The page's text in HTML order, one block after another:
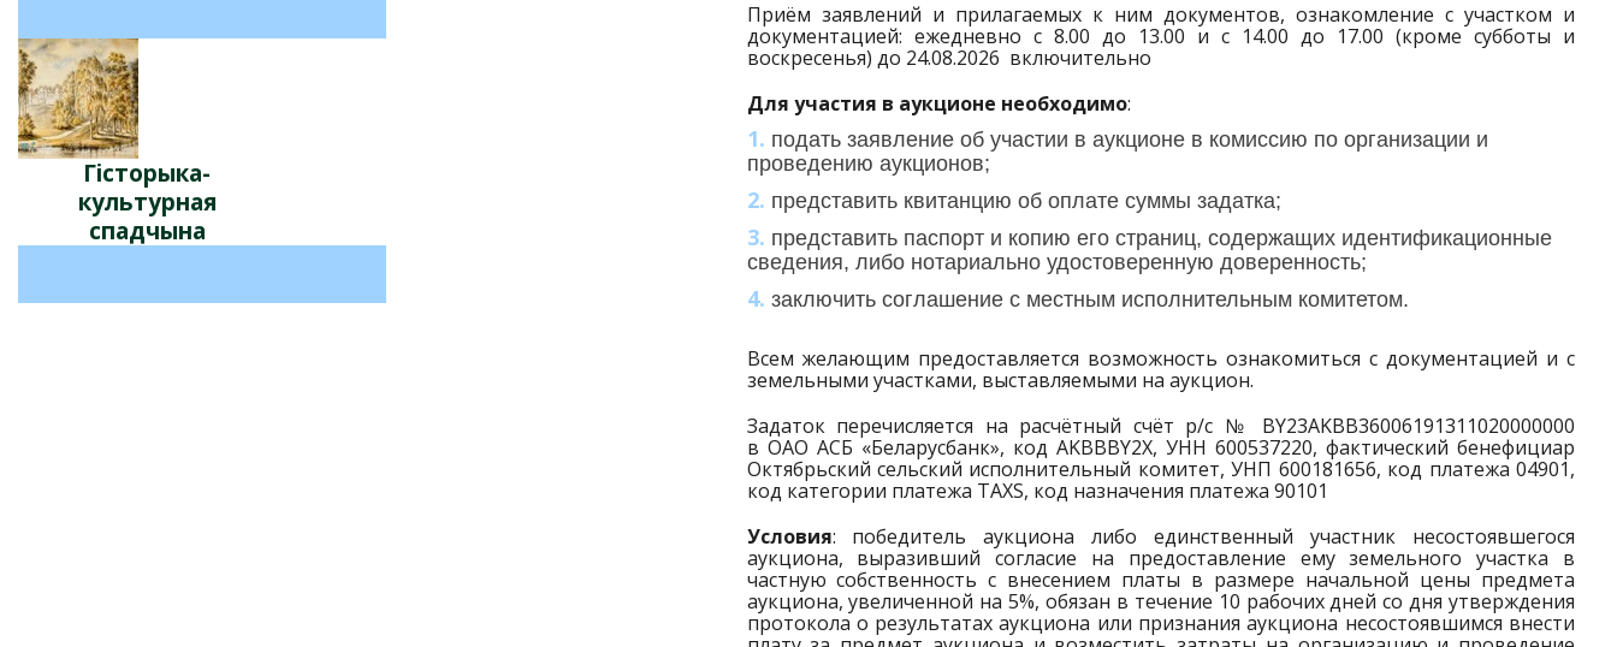
Гісторыка-
культурная
спадчына
Приём заявлений и прилагаемых к ним документов, ознакомление с участком и
документацией: ежедневно с 8.00 до 13.00 и с 14.00 до 17.00 (кроме субботы и
воскресенья) до 24.08.2026 включительно
Для участия в аукционе необходимо:
подать заявление об участии в аукционе в комиссию по организации и
проведению аукционов;
представить квитанцию об оплате суммы задатка;
представить паспорт и копию его страниц, содержащих идентификационные
сведения, либо нотариально удостоверенную доверенность;
заключить соглашение с местным исполнительным комитетом.
Всем желающим предоставляется возможность ознакомиться с документацией и с
земельными участками, выставляемыми на аукцион.
Задаток перечисляется на расчётный счёт р/с № BY23AKBB36006191311020000000
в ОАО АСБ «Беларусбанк», код AKBBBY2X, УНН 600537220, фактический бенефициар
Октябрьский сельский исполнительный комитет, УНП 600181656, код платежа 04901,
код категории платежа TAXS, код назначения платежа 90101
Условия: победитель аукциона либо единственный участник несостоявшегося
аукциона, выразивший согласие на предоставление ему земельного участка в
частную собственность с внесением платы в размере начальной цены предмета
аукциона, увеличенной на 5%, обязан в течение 10 рабочих дней со дня утверждения
протокола о результатах аукциона или признания аукциона несостоявшимся внести